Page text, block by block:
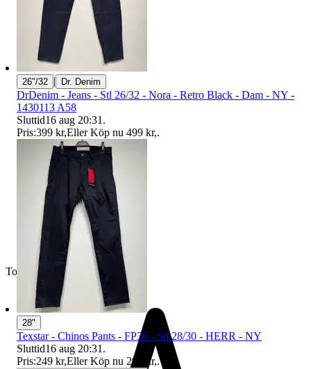
Toppsäljare
26"/32 | Dr. Denim
DrDenim - Jeans - Stl 26/32 - Nora - Retro Black - Dam - NY -
1430113 A58
Sluttid16 aug 20:31 .
Pris:399 kr,Eller Köp nu 499 kr,.
28"
Texstar - Chinos Pants - FP36 - Stl 28/30 - HERR - NY
Sluttid16 aug 20:31 .
Pris:249 kr,Eller Köp nu 299 kr,.